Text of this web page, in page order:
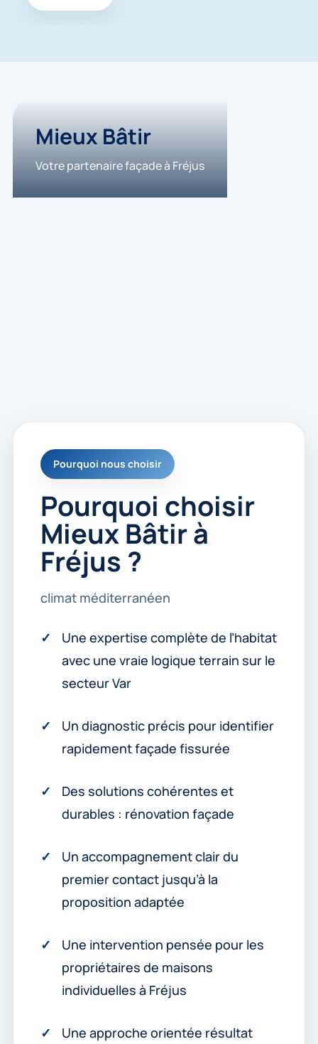
Mieux Bâtir
Votre partenaire façade à Fréjus
Pourquoi nous choisir
Pourquoi choisir
Mieux Bâtir à
Fréjus ?
climat méditerranéen
Une expertise complète de l’habitat
avec une vraie logique terrain sur le
secteur Var
Un diagnostic précis pour identifier
rapidement façade fissurée
Des solutions cohérentes et
durables : rénovation façade
Un accompagnement clair du
premier contact jusqu’à la
proposition adaptée
Une intervention pensée pour les
propriétaires de maisons
individuelles à Fréjus
Une approche orientée résultat